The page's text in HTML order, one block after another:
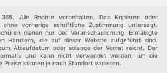
Andere
Alle Rechte vorbehalten. Das Kopieren oder
vorherige schriftliche Zustimmung untersagt.
dienen nur der Veranschaulichung. Ermäßigte
Händlern, die auf dieser Website aufgeführt sind.
Ablaufdatum oder solange der Vorrat reicht. Der
und kann nicht verwendet werden, um die
Preise können je nach Standort variieren.